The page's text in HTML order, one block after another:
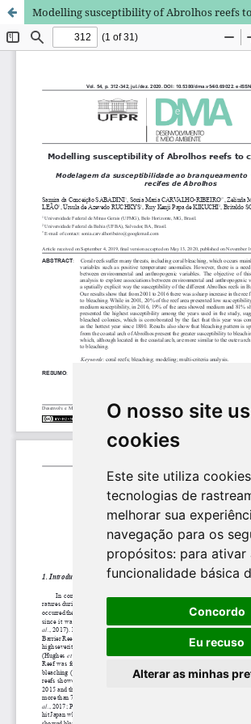
O nosso site
cookies
Este site utiliza
tecnologias de
melhorar sua
navegação para os
propósitos: para ativar
funcionalidade básica
Concordo
Eu recuso
Alterar as minhas
Modelling susceptibility of Abrolhos reefs